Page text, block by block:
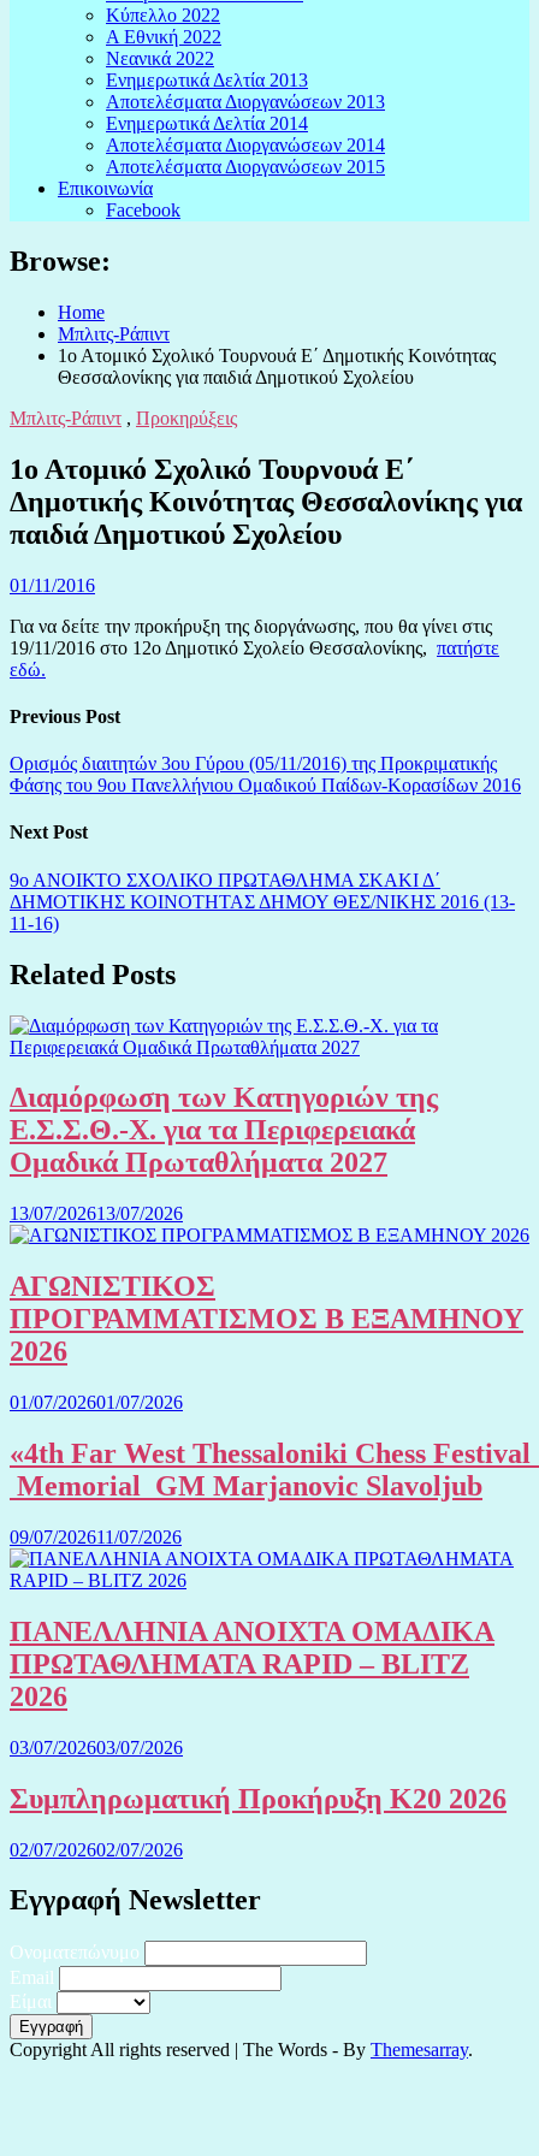
Κύπελλο 2022
Α Εθνική 2022
Νεανικά 2022
Ενημερωτικά Δελτία 2013
Αποτελέσματα Διοργανώσεων 2013
Ενημερωτικά Δελτία 2014
Αποτελέσματα Διοργανώσεων 2014
Αποτελέσματα Διοργανώσεων 2015
Επικοινωνία
Facebook
Browse:
Home
Μπλιτς-Ράπιντ
1ο Ατομικό Σχολικό Τουρνουά Ε΄ Δημοτικής Κοινότητας
Θεσσαλονίκης για παιδιά Δημοτικού Σχολείου
Μπλιτς-Ράπιντ , Προκηρύξεις
1ο Ατομικό Σχολικό Τουρνουά Ε΄
Δημοτικής Κοινότητας Θεσσαλονίκης για
παιδιά Δημοτικού Σχολείου
01/11/2016
Για να δείτε την προκήρυξη της διοργάνωσης, που θα γίνει στις
19/11/2016 στο 12ο Δημοτικό Σχολείο Θεσσαλονίκης, πατήστε
εδώ.
Previous Post
Ορισμός διαιτητών 3ου Γύρου (05/11/2016) της Προκριματικής
Φάσης του 9ου Πανελλήνιου Ομαδικού Παίδων-Κορασίδων 2016
Next Post
9ο ΑΝΟΙΚΤΟ ΣΧΟΛΙΚΟ ΠΡΩΤΑΘΛΗΜΑ ΣΚΑΚΙ Δ΄
ΔΗΜΟΤΙΚΗΣ ΚΟΙΝΟΤΗΤΑΣ ΔΗΜΟΥ ΘΕΣ/ΝΙΚΗΣ 2016 (13-
11-16)
Related Posts
Διαμόρφωση των Κατηγοριών της
Ε.Σ.Σ.Θ.-Χ. για τα Περιφερειακά
Ομαδικά Πρωταθλήματα 2027
13/07/202613/07/2026
ΑΓΩΝΙΣΤΙΚΟΣ
ΠΡΟΓΡΑΜΜΑΤΙΣΜΟΣ Β ΕΞΑΜΗΝΟΥ
2026
01/07/202601/07/2026
«4th Far West Thessaloniki Chess Festival
Memorial GM Marjanovic Slavoljub
09/07/202611/07/2026
ΠΑΝΕΛΛΗΝΙΑ ΑΝΟΙΧΤΑ ΟΜΑΔΙΚΑ
ΠΡΩΤΑΘΛΗΜΑΤΑ RAPID – BLITZ
2026
03/07/202603/07/2026
Συμπληρωματική Προκήρυξη Κ20 2026
02/07/202602/07/2026
Εγγραφή Newsletter
Ονοματεπώνυμο
Email
Είμαι
Copyright All rights reserved | The Words - By Themesarray.